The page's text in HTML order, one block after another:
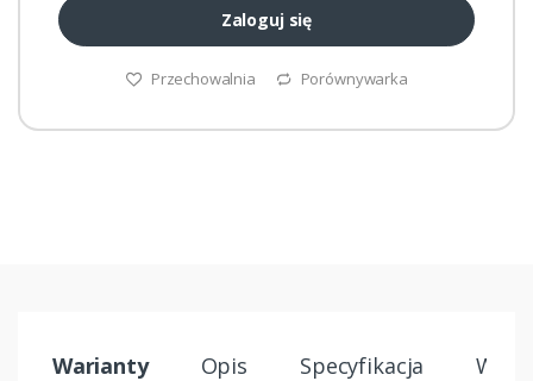
Zaloguj się
Przechowalnia Porównywarka
Warianty Opis Specyfikacja